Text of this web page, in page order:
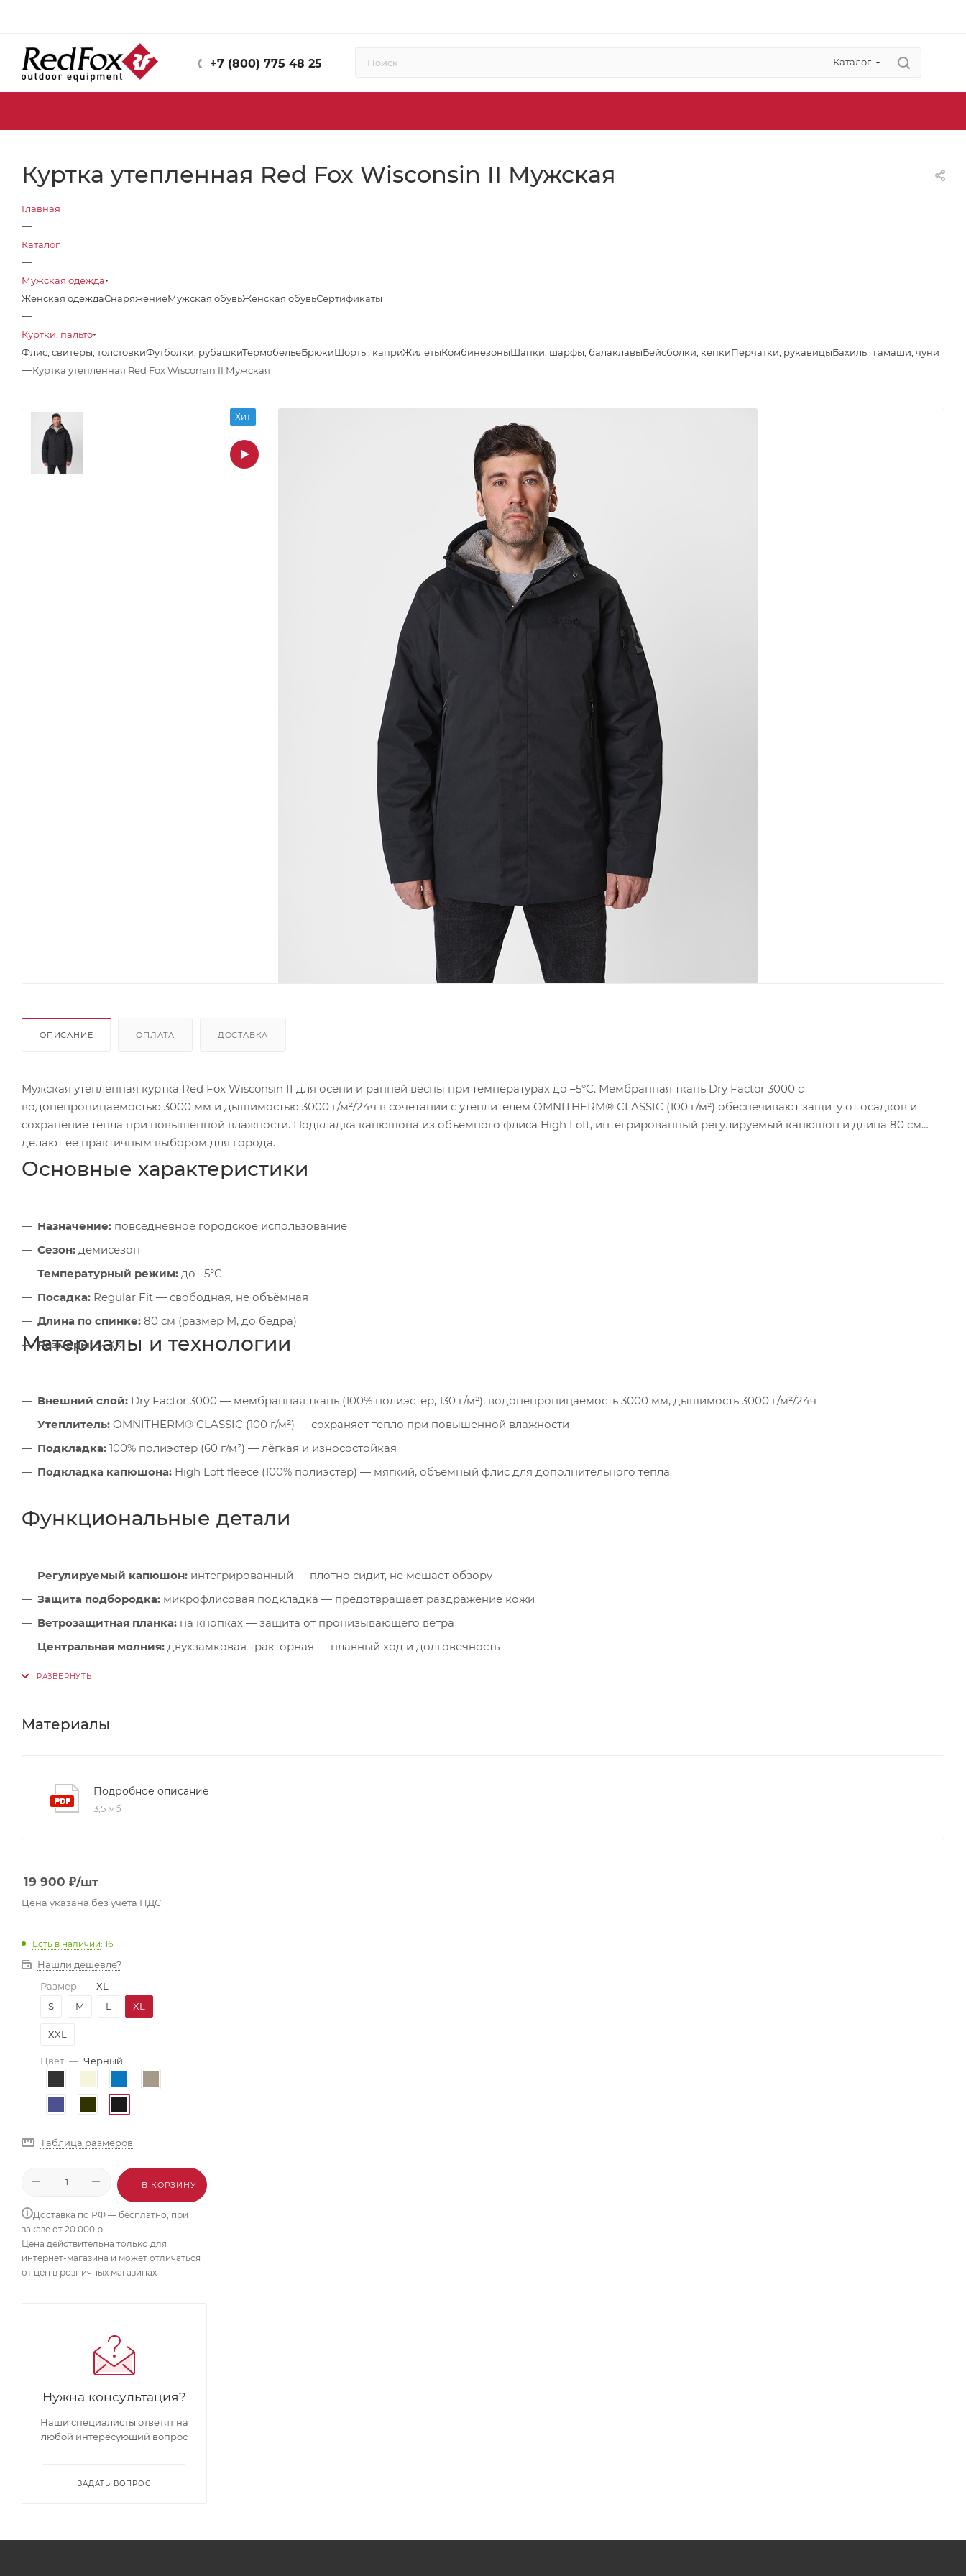
+7 (800) 775 48 25 Каталог
Куртка утепленная Red Fox Wisconsin II Мужская
Главная
—
Каталог
—
Мужская одежда
Женская одеждаСнаряжениеМужская обувьЖенская обувьСертификаты
—
Куртки, пальто
Флис, свитеры, толстовкиФутболки, рубашкиТермобельеБрюкиШорты, каприЖилетыКомбинезоныШапки, шарфы, балаклавыБейсболки, кепкиПерчатки, рукавицыБахилы, гамаши, чуни
—Куртка утепленная Red Fox Wisconsin II Мужская
Хит
ОПИСАНИЕ ОПЛАТА ДОСТАВКА
Мужская утеплённая куртка Red Fox Wisconsin II для осени и ранней весны при температурах до –5°C. Мембранная ткань Dry Factor 3000 с
водонепроницаемостью 3000 мм и дышимостью 3000 г/м²/24ч в сочетании с утеплителем OMNITHERM® CLASSIC (100 г/м²) обеспечивают защиту от осадков и
сохранение тепла при повышенной влажности. Подкладка капюшона из объёмного флиса High Loft, интегрированный регулируемый капюшон и длина 80 см
делают её практичным выбором для города.
Основные характеристики
Назначение: повседневное городское использование
Сезон: демисезон
Температурный режим: до –5°C
Посадка: Regular Fit — свободная, не объёмная
Длина по спинке: 80 см (размер M, до бедра)
Размеры:S–XXL
Материалы и технологии
Внешний слой: Dry Factor 3000 — мембранная ткань (100% полиэстер, 130 г/м²), водонепроницаемость 3000 мм, дышимость 3000 г/м²/24ч
Утеплитель: OMNITHERM® CLASSIC (100 г/м²) — сохраняет тепло при повышенной влажности
Подкладка: 100% полиэстер (60 г/м²) — лёгкая и износостойкая
Подкладка капюшона: High Loft fleece (100% полиэстер) — мягкий, объёмный флис для дополнительного тепла
Функциональные детали
Регулируемый капюшон: интегрированный — плотно сидит, не мешает обзору
Защита подбородка: микрофлисовая подкладка — предотвращает раздражение кожи
Ветрозащитная планка: на кнопках — защита от пронизывающего ветра
Центральная молния: двухзамковая тракторная — плавный ход и долговечность
Боковые карманы:
Материалы
Подробное описание
3,5 мб
19 900 ₽/шт
Цена указана без учета НДС
Есть в наличии: 16
Нашли дешевле?
Размер — XL
S
M L XL
XXL
Цвет — Черный
Таблица размеров
В КОРЗИНУ
Доставка по РФ — бесплатно, при
заказе от 20 000 р.
Цена действительна только для
интернет-магазина и может отличаться
от цен в розничных магазинах
Нужна консультация?
Наши специалисты ответят на
любой интересующий вопрос
ЗАДАТЬ ВОПРОС